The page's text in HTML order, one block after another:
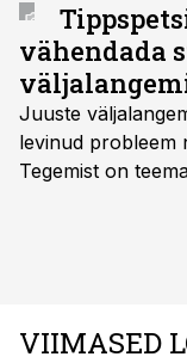
vähendada
Juuste
levinud probleem
Tegemist on
VIIMASED